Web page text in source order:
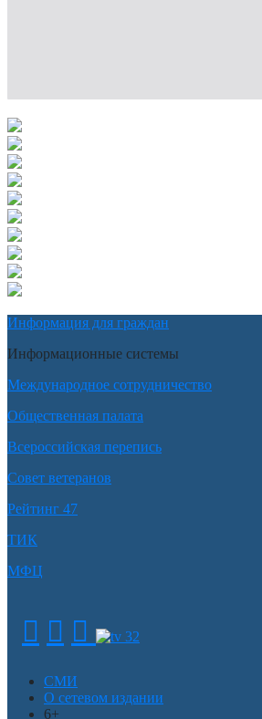
Информация для граждан
Информационные системы
Международное сотрудничество
Общественная палата
Всероссийская перепись
Совет ветеранов
Рейтинг 47
ТИК
МФЦ
СМИ
О сетевом издании
6+